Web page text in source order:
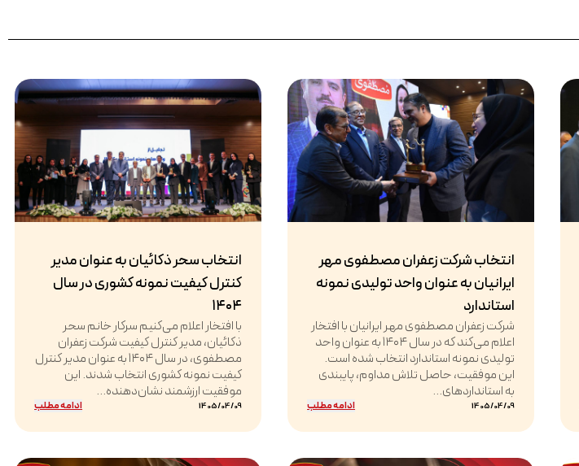
انتخاب شرکت زعفران مصطفوی مهر
ایرانیان به عنوان واحد تولیدی نمونه
استاندارد
شرکت زعفران مصطفوی مهر ایرانیان با افتخار
اعلام می‌کند که در سال ۱۴۰۴ به عنوان واحد
تولیدی نمونه استاندارد انتخاب شده است.
این موفقیت، حاصل تلاش مداوم، پایبندی
به استانداردهای...
1405/04/09 ادامه مطلب
انتخاب سحر ذکائیان به عنوان مدیر
کنترل کیفیت نمونه کشوری در سال
۱۴۰۴
با افتخار اعلام می‌کنیم سرکار خانم سحر
ذکائیان، مدیر کنترل کیفیت شرکت زعفران
مصطفوی، در سال ۱۴۰۴ به عنوان مدیر کنترل
کیفیت نمونه کشوری انتخاب شدند. این
موفقیت ارزشمند نشان‌دهنده...
1405/04/09 ادامه مطلب